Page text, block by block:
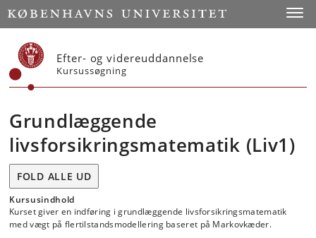
Start
Efter- og videreuddannelse
Kursussøgning
Grundlæggende
livsforsikringsmatematik (Liv1)
FOLD ALLE UD
Kursusindhold
Kurset giver en indføring i grundlæggende livsforsikringsmatematik
med vægt på flertilstandsmodellering baseret på Markovkæder.